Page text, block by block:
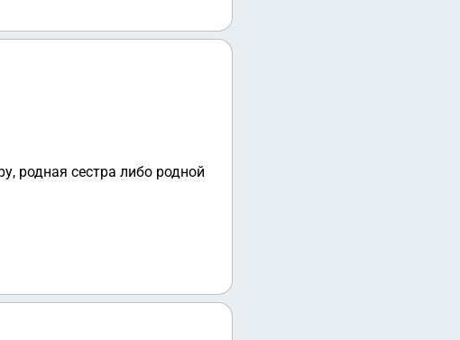
родная сестра либо родной